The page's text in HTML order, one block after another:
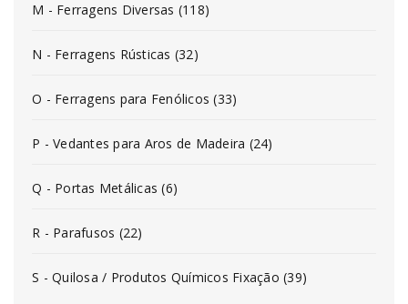
M - Ferragens Diversas (118)
N - Ferragens Rústicas (32)
O - Ferragens para Fenólicos (33)
P - Vedantes para Aros de Madeira (24)
Q - Portas Metálicas (6)
R - Parafusos (22)
S - Quilosa / Produtos Químicos Fixação (39)